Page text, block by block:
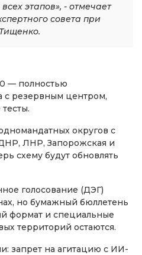
этапов», - отмечает
совета при
— полностью
с резервным центром,
округов с
ЛНР, Запорожская и
схему будут обновлять
голосование (ДЭГ)
но бумажный бюллетень
формат и специальные
территорий остаются.
запрет на агитацию с ИИ-